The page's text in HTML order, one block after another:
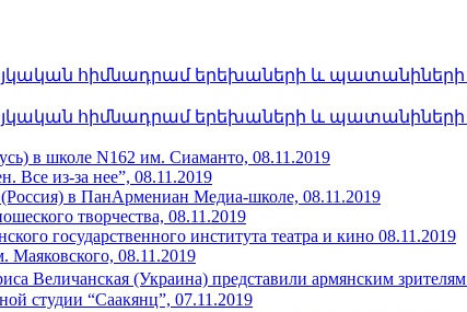
հիմնադրամ երեխաների և պատանիների
հիմնադրամ երեխաների և պատանիների
в школе N162 им. Сиаманто, 08.11.2019
Все из-за нее”, 08.11.2019
в ПанАрмениан Медиа-школе, 08.11.2019
творчества, 08.11.2019
государственного института театра и кино 08.11.2019
08.11.2019
Величанская (Украина) представили армянским
студии “Саакянц”, 07.11.2019